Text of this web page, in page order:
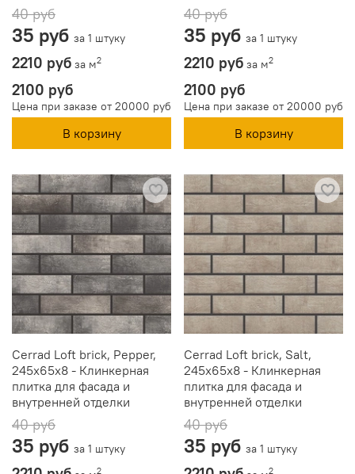
40 руб
35 руб за 1 штуку
2210 руб за м2
2100 руб
Цена при заказе от 20000 руб
В корзину
40 руб
35 руб за 1 штуку
2210 руб за м2
2100 руб
Цена при заказе от 20000 руб
В корзину
Cerrad Loft brick, Pepper,
245x65x8 - Клинкерная
плитка для фасада и
внутренней отделки
40 руб
35 руб за 1 штуку
2
Cerrad Loft brick, Salt,
245x65x8 - Клинкерная
плитка для фасада и
внутренней отделки
40 руб
35 руб за 1 штуку
2